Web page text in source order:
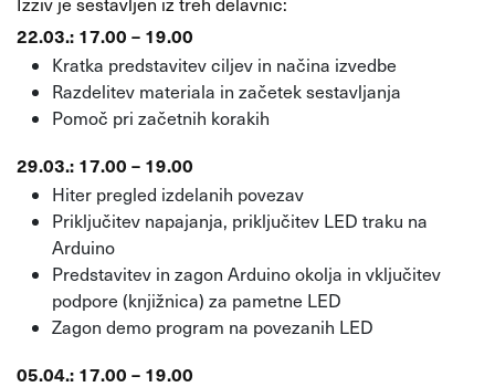
22.03.: 17.00 – 19.00
Kratka predstavitev ciljev in načina izvedbe
Razdelitev materiala in začetek sestavljanja
Pomoč pri začetnih korakih
29.03.: 17.00 – 19.00
Hiter pregled izdelanih povezav
Priključitev napajanja, priključitev LED traku na
Arduino
Predstavitev in zagon Arduino okolja in vključitev
podpore (knjižnica) za pametne LED
Zagon demo program na povezanih LED
05.04.: 17.00 – 19.00